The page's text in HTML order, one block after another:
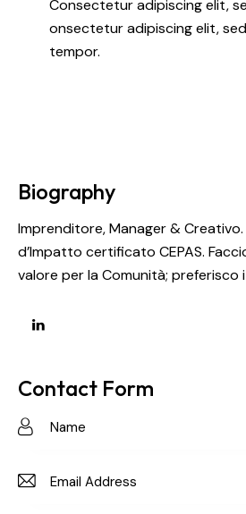
Consectetur adipiscing elit,
onsectetur adipiscing elit,
tempor.
Biography
Imprenditore, Manager &
d’Impatto certificato CEPAS.
valore per la Comunità; preferisco
Contact Form